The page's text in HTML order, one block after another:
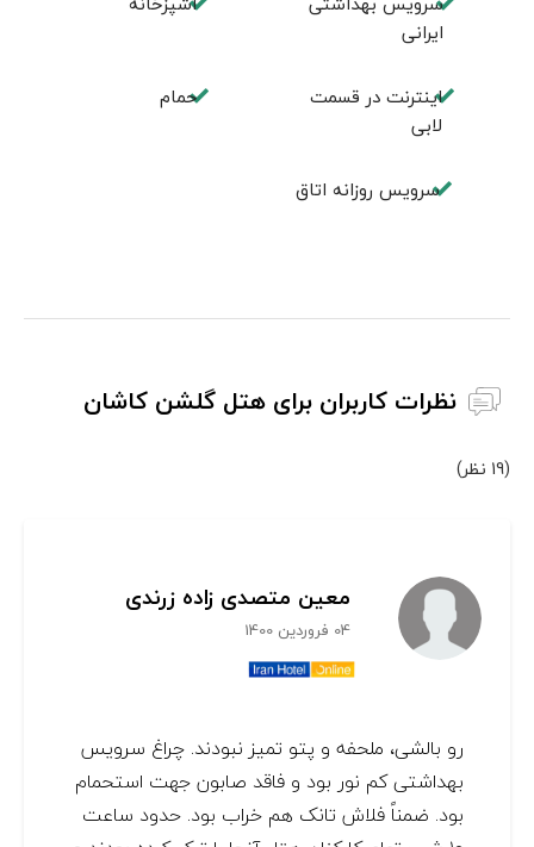
ایرانی
اینترنت در قسمت
لابی
حمام
سرویس روزانه اتاق
نظرات کاربران برای هتل گلشن کاشان
(19 نظر)
معین متصدی زاده زرندی
04 فروردین 1400
رو بالشی، ملحفه و پتو تمیز نبودند. چراغ سرویس
بهداشتی کم نور بود و فاقد صابون جهت استحمام
بود. ضمناً فلاش تانک هم خراب بود. حدود ساعت